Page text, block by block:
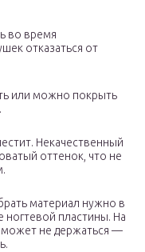
во время
отказаться от
или можно покрыть
Некачественный
оттенок, что не
материал нужно в
ногтевой пластины. На
может не держаться —